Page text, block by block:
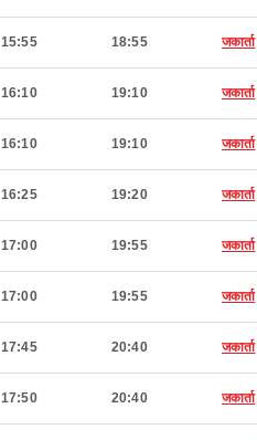
15:55 18:55 जकार्ता
16:10 19:10 जकार्ता
16:10 19:10 जकार्ता
16:25 19:20 जकार्ता
17:00 19:55 जकार्ता
17:00 19:55 जकार्ता
17:45 20:40 जकार्ता
17:50 20:40 जकार्ता